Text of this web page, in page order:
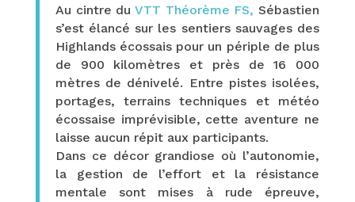
Au cintre du VTT Théorème FS, Sébastien
s’est élancé sur les sentiers sauvages des
Highlands écossais pour un périple de plus
de 900 kilomètres et près de 16 000
mètres de dénivelé. Entre pistes isolées,
portages, terrains techniques et météo
écossaise imprévisible, cette aventure ne
laisse aucun répit aux participants.
Dans ce décor grandiose où l’autonomie,
la gestion de l’effort et la résistance
mentale sont mises à rude épreuve,